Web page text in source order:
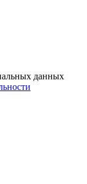
данных